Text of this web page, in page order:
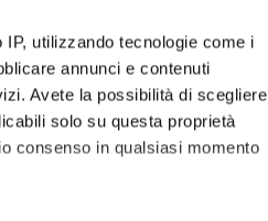
utilizzando tecnologie come i
annunci e contenuti
Avete la possibilità di scegliere
solo su questa proprietà
consenso in qualsiasi momento
tipologia di atto
i propri poteri
del servizio i cui
Autorità Idrica